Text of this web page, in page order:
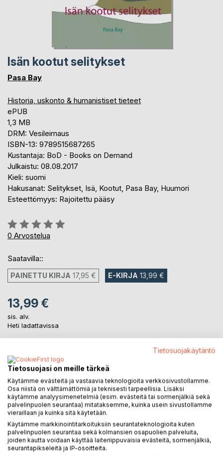
Isän kootut selitykset
Pasa Bay
Historia, uskonto & humanistiset tieteet
ePUB
1,3 MB
DRM: Vesileimaus
ISBN-13: 9789515687265
Kustantaja: BoD - Books on Demand
Julkaistu: 08.08.2017
Kieli: suomi
Hakusanat: Selitykset, Isä, Kootut, Pasa Bay, Huumori
Esteettömyys: Rajoitettu pääsy
Arvostelu::
0%
0 Arvostelua
Saatavilla::
PAINETTU KIRJA 17,95 € E-KIRJA 13,99 €
13,99 €
sis. alv.
Heti ladattavissa
Lisää muistilistalle
Arvostele tuote
Tietosuojakäytäntö
Tietosuojasi on meille tärkeä
Käytämme evästeitä ja vastaavia teknologioita verkkosivustollamme.
Osa niistä on välttämättömiä ja teknisesti tarpeellisia. Lisäksi
käytämme analyysimenetelmiä (esim. evästeitä tai sormenjälkiä sekä
palvelinpuolen seurantaa) mitataksemme, kuinka usein sivustollamme
vieraillaan ja kuinka sitä käytetään.
Käytämme markkinointitarkoituksiin seurantateknologioita kuten
palvelinpuolen seurantaa sekä kolmansien osapuolien palveluita,
joiden kautta voidaan käyttää laiteriippuvaisia evästeitä, sormenjälkiä,
seurantapikseleitä ja IP-osoitteita.